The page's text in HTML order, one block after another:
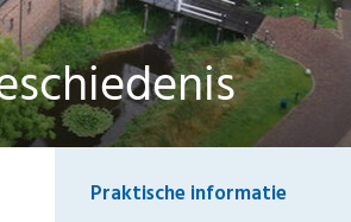
Praktische informatie